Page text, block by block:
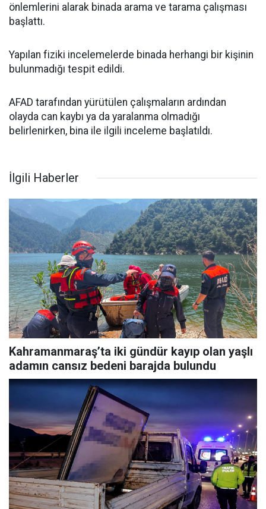
önlemlerini alarak binada arama ve tarama çalışması
başlattı.
Yapılan fiziki incelemelerde binada herhangi bir kişinin
bulunmadığı tespit edildi.
AFAD tarafından yürütülen çalışmaların ardından
olayda can kaybı ya da yaralanma olmadığı
belirlenirken, bina ile ilgili inceleme başlatıldı.
İlgili Haberler
Kahramanmaraş’ta iki gündür kayıp olan yaşlı
adamın cansız bedeni barajda bulundu